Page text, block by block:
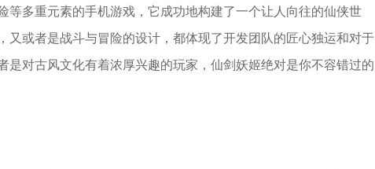
等多重元素的手机游戏，它成功地构建了一个让人向往的仙侠世
又或者是战斗与冒险的设计，都体现了开发团队的匠心独运和对于
对古风文化有着浓厚兴趣的玩家，仙剑妖姬绝对是你不容错过的